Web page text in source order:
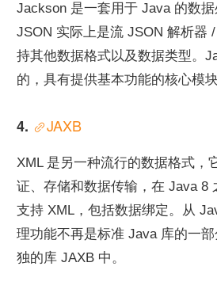
Jackson 是一套用于 Java 的数
JSON 实际上是流 JSON 解析器
持其他数据格式以及数据类型。
的，具有提供基本功能的核心模
4. JAXB
XML 是另一种流行的数据格式，
证、存储和数据传输，在 Java 8
支持 XML，包括数据绑定。从
理功能不再是标准 Java 库的一
独的库 JAXB 中。